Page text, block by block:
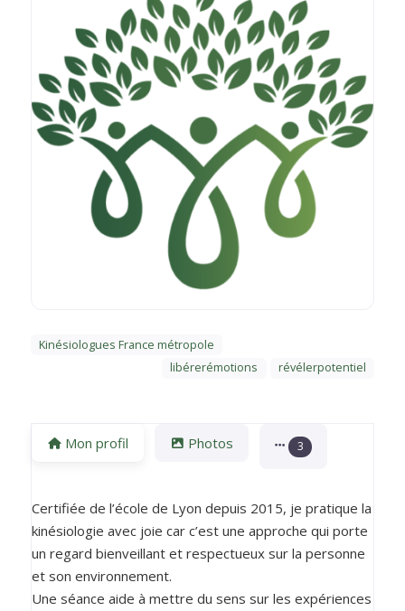
Kinésiologues France métropole
libérerémotions
révélerpotentiel
Mon profil Photos 3
Certifiée de l’école de Lyon depuis 2015, je pratique la
kinésiologie avec joie car c’est une approche qui porte
un regard bienveillant et respectueux sur la personne
et son environnement.
Une séance aide à mettre du sens sur les expériences